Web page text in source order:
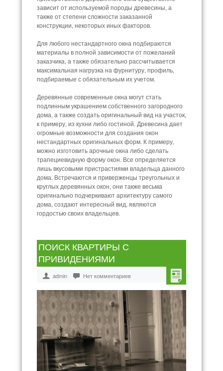
зависит от используемой породы древесины, а
также от степени сложности заказанной
конструкции, некоторых иных факторов.
Для любого нестандартного окна подбираются
материалы в полной зависимости от пожеланий
заказчика, а также обязательно рассчитывается
максимальная нагрузка на фурнитуру, профиль,
подбираемые с обязательным их учетом.
Деревянные современные окна могут стать
подлинным украшением собственного загородного
дома, а также создать оригинальный вид на участок,
к примеру, из кухни либо гостиной. Древесина дает
огромные возможности для создания окон
нестандартных оригинальных форм. К примеру,
можно изготовить арочные окна либо сделать
трапециевидную форму окон. Все определяется
лишь вкусовыми пристрастиями владельца данного
дома. Встречаются и приверженцы треугольных и
круглых деревянных окон, они также весьма
оригинально подчеркивают архитектуру самого
дома, создают интересный вид, являются
гордостью своих владельцев.
ПОИСК КВАРТИРЫ С
ПРИВИДЕНИЯМИ
admin Нет комментариев